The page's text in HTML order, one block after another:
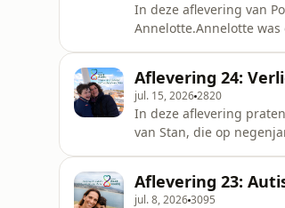
In deze aflevering van
Annelotte.Annelotte
het verlies van haa
Aflevering 24:
jul. 15, 20262820
In deze aflevering
van Stan, die op
Aflevering 23:
jul. 8, 20263095